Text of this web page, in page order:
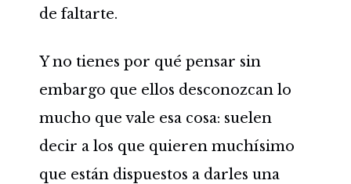
de faltarte.
Y no tienes por qué pensar sin
embargo que ellos desconozcan lo
mucho que vale esa cosa: suelen
decir a los que quieren muchísimo
que están dispuestos a darles una